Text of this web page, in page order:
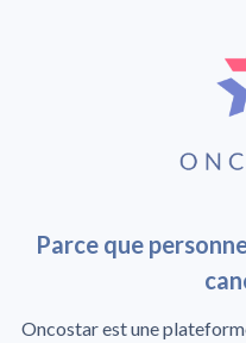
Parce que
Oncostar est une